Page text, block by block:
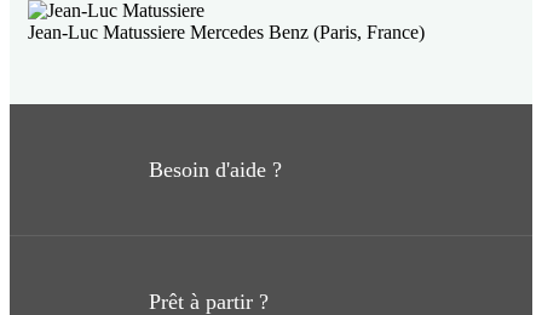
Jean-Luc Matussiere Mercedes Benz (Paris, France)
Besoin d'aide ?
Prêt à partir ?